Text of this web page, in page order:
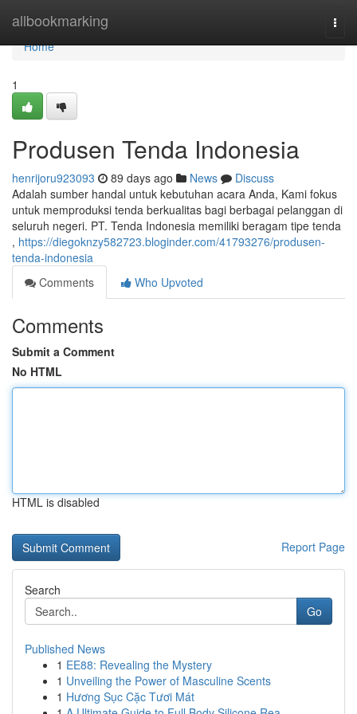
allbookmarking
Home
Home
1
Produsen Tenda Indonesia
henrijoru923093 89 days ago News
Discuss
Adalah sumber handal untuk kebutuhan acara Anda, Kami fokus
untuk memproduksi tenda berkualitas bagi berbagai pelanggan di
seluruh negeri. PT. Tenda Indonesia memiliki beragam tipe tenda
, https://diegoknzy582723.bloginder.com/41793276/produsen-
tenda-indonesia
Comments
Who Upvoted
Comments
Submit a Comment
No HTML
HTML is disabled
Report Page
Search
Go
Published News
1 EE88: Revealing the Mystery
1 Unveiling the Power of Masculine Scents
1 Hương Sục Cặc Tươi Mát